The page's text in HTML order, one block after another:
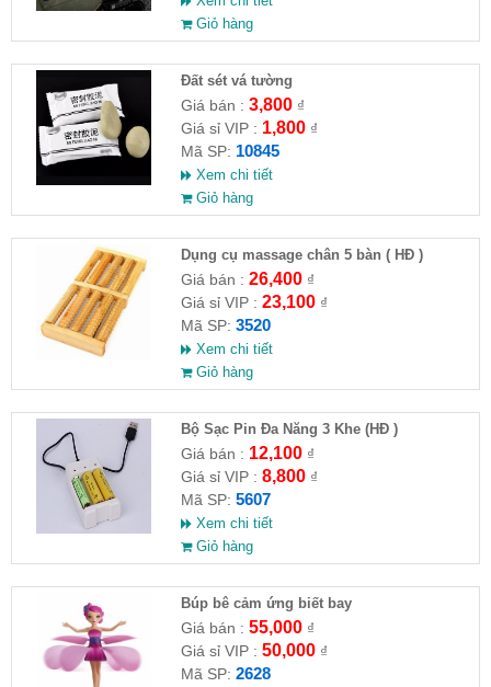
Giỏ hàng
Đất sét vá tường
Giá bán : 3,800₫
Giá sỉ VIP : 1,800₫
Mã SP: 10845
Xem chi tiết
Giỏ hàng
Dụng cụ massage chân 5 bàn ( HĐ )
Giá bán : 26,400₫
Giá sỉ VIP : 23,100₫
Mã SP: 3520
Xem chi tiết
Giỏ hàng
Bộ Sạc Pin Đa Năng 3 Khe (HĐ )
Giá bán : 12,100₫
Giá sỉ VIP : 8,800₫
Mã SP: 5607
Xem chi tiết
Giỏ hàng
​Búp bê cảm ứng biết bay
Giá bán : 55,000₫
Giá sỉ VIP : 50,000₫
Mã SP: 2628